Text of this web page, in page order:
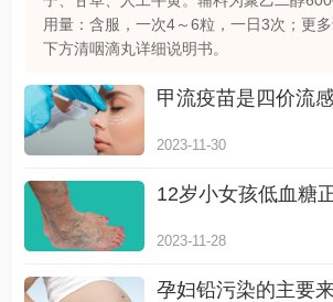
用量：含服，一次4～6粒，一日3次；更
下方清咽滴丸详细说明书。
甲流疫苗是四价流
2023-11-30
12岁小女孩低血糖
2023-11-28
孕妇铅污染的主要